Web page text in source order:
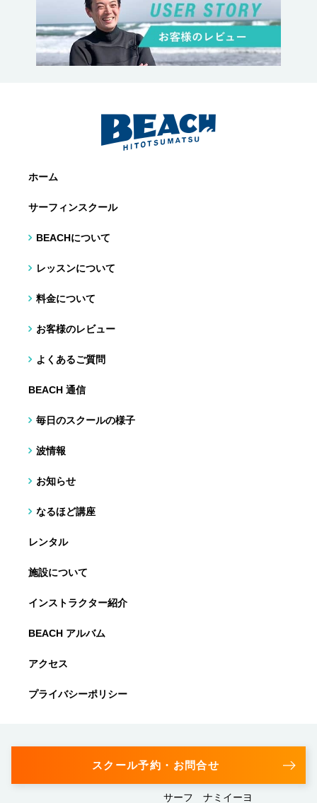
ホーム
サーフィンスクール
BEACHについて
レッスンについて
料金について
お客様のレビュー
よくあるご質問
BEACH 通信
毎日のスクールの様子
波情報
お知らせ
なるほど講座
レンタル
施設について
インストラクター紹介
BEACH アルバム
アクセス
プライバシーポリシー
スクール予約・お問合せ
サーフ ナミイーヨ